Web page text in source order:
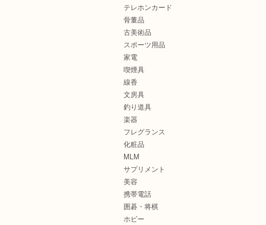
テレホンカード
骨董品
古美術品
スポーツ用品
家電
喫煙具
線香
文房具
釣り道具
楽器
フレグランス
化粧品
MLM
サプリメント
美容
携帯電話
囲碁・将棋
ホビー